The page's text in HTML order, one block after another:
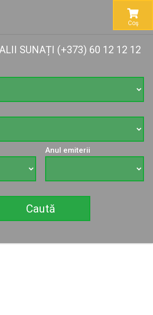
Coş
SUNAȚI (+373) 60 12 12 12
Anul emiterii
Caută